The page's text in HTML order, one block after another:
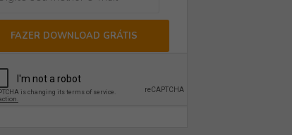
FAZER DOWNLOAD GRÁTIS